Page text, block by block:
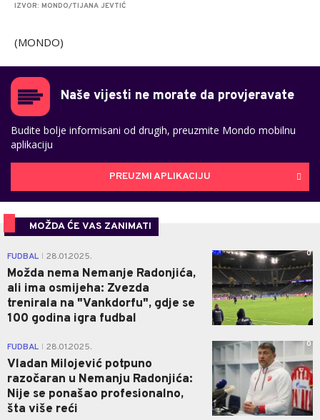
IZVOR: MONDO/TIJANA JEVTIĆ
(MONDO)
Naše vijesti ne morate da provjeravate
Budite bolje informisani od drugih, preuzmite Mondo mobilnu
aplikaciju
PREUZMI APLIKACIJU
MOŽDA ĆE VAS ZANIMATI
FUDBAL 28.01.2025.
Možda nema Nemanje Radonjića,
ali ima osmijeha: Zvezda
trenirala na "Vankdorfu", gdje se
100 godina igra fudbal
0
FUDBAL 28.01.2025.
Vladan Milojević potpuno
razočaran u Nemanju Radonjića:
Nije se ponašao profesionalno,
šta više reći
0